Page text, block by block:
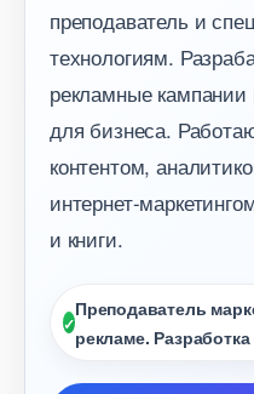
преподаватель и
технологиям.
рекламные кампании
для бизнеса.
контентом,
интернет-
и книги.
Преподаватель
рекламе.